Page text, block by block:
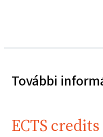
További
ECTS credits